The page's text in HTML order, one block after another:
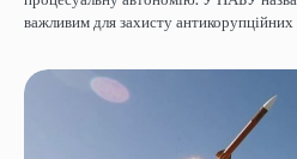
важливим для захисту антикорупційних